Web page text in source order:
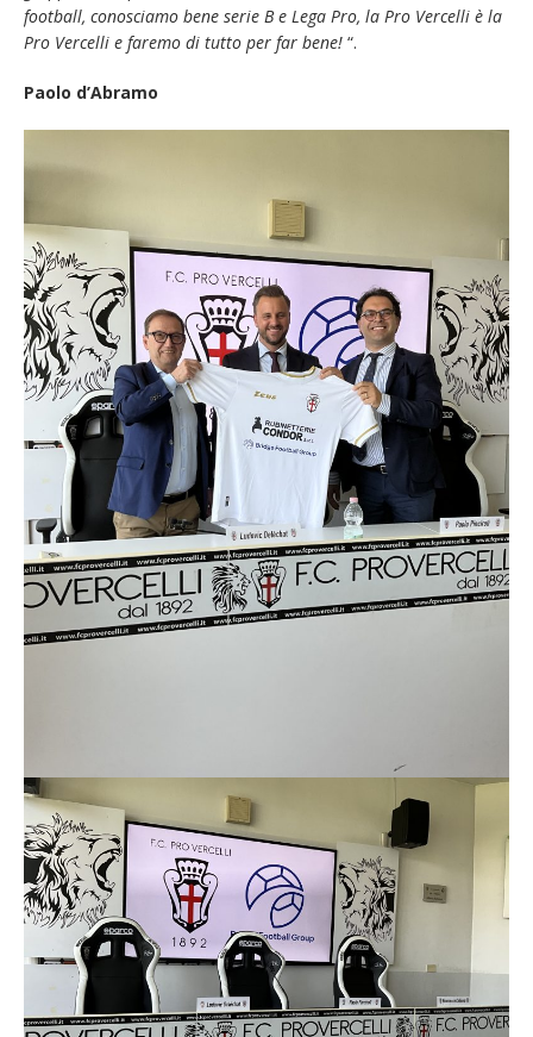
football, conosciamo bene serie B e Lega Pro, la Pro Vercelli è la
Pro Vercelli e faremo di tutto per far bene! “.
Paolo d’Abramo